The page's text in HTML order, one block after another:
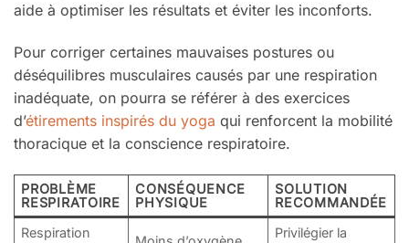
aide à optimiser les résultats et éviter les inconforts.
Pour corriger certaines mauvaises postures ou
déséquilibres musculaires causés par une respiration
inadéquate, on pourra se référer à des exercices
d’étirements inspirés du yoga qui renforcent la mobilité
thoracique et la conscience respiratoire.
PROBLÈME
RESPIRATOIRE
CONSÉQUENCE
PHYSIQUE
SOLUTION
RECOMMANDÉE
Respiration
Privilégier la